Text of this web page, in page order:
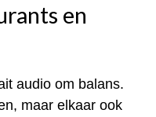
en
audio om balans.
maar elkaar ook